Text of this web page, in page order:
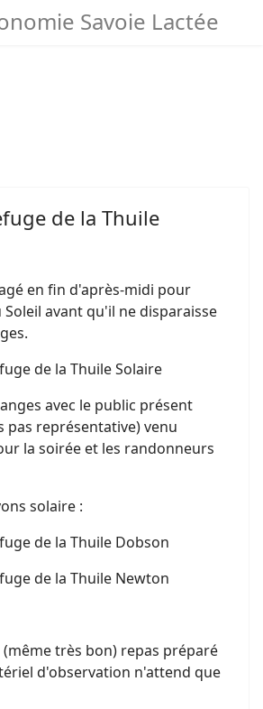
de la Thuile
en fin d'après-midi pour
avant qu'il ne disparaisse
avec le public présent
pas représentative) venu
la soirée et les randonneurs
solaire :
très bon) repas préparé
d'observation n'attend que